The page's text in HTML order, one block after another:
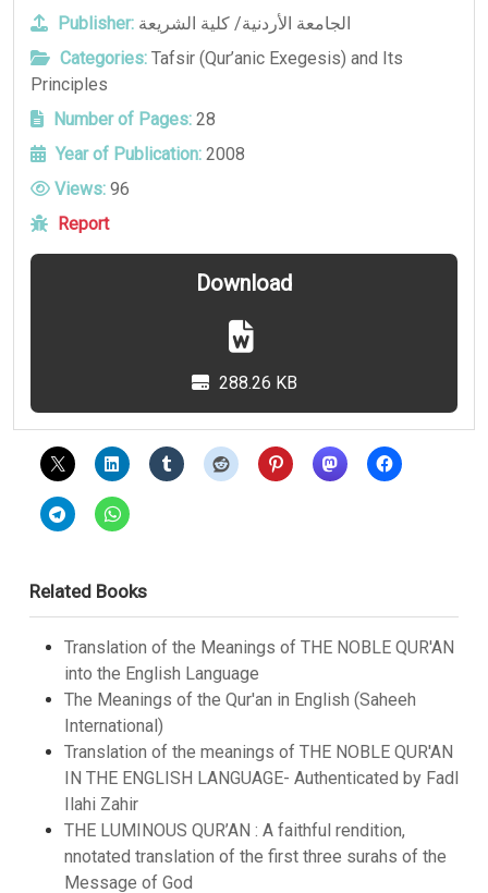
Publisher: الجامعة الأردنية/ كلية الشريعة
Categories: Tafsir (Qur’anic Exegesis) and Its
Principles
Number of Pages: 28
Year of Publication: 2008
Views: 96
Report
Download
288.26 KB
Related Books
Translation of the Meanings of THE NOBLE QUR'AN
into the English Language
The Meanings of the Qur'an in English (Saheeh
International)
Translation of the meanings of THE NOBLE QUR'AN
IN THE ENGLISH LANGUAGE- Authenticated by Fadl
Ilahi Zahir
THE LUMINOUS QUR’AN : A faithful rendition,
nnotated translation of the first three surahs of the
Message of God